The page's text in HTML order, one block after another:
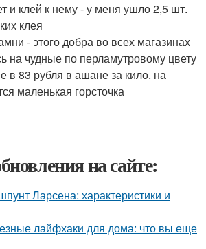
и клей к нему - у меня ушло 2,5 шт.
клея
- этого добра во всех магазинах
на чудные по перламутровому цвету
в 83 рубля в ашане за кило. на
маленькая горсточка
на сайте:
Ларсена: характеристики и
лайфхаки для дома: что вы еще